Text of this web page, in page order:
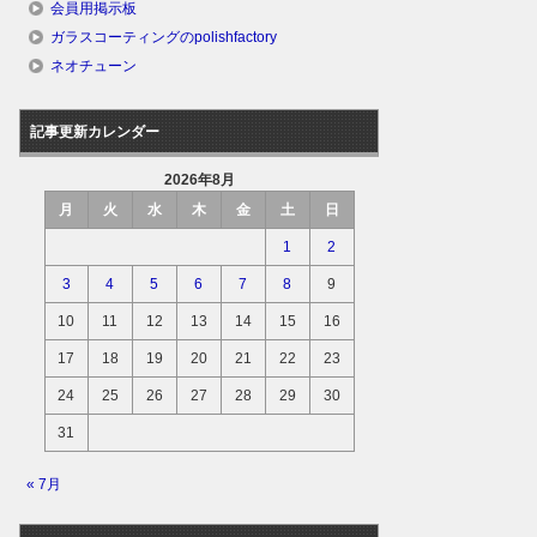
会員用掲示板
ガラスコーティングのpolishfactory
ネオチューン
記事更新カレンダー
2026年8月
月
火 水 木 金 土 日
1 2
3 4 5 6 7 8 9
10 11 12 13 14 15 16
17 18 19 20 21 22 23
24 25 26 27 28 29 30
31
« 7月